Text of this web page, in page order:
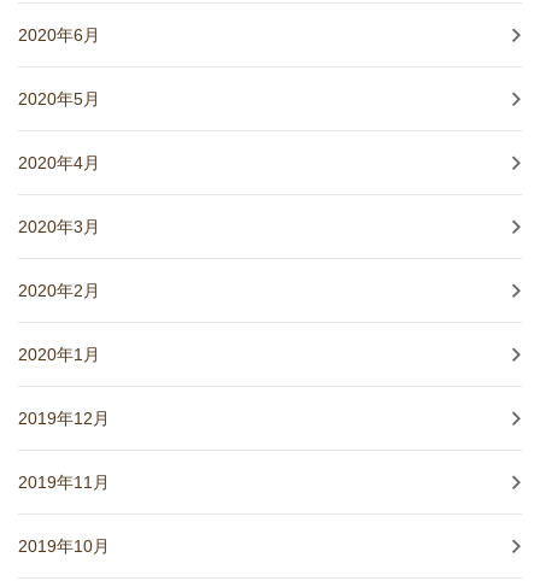
2020年6月
2020年5月
2020年4月
2020年3月
2020年2月
2020年1月
2019年12月
2019年11月
2019年10月